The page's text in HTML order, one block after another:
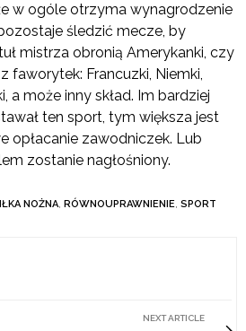
w ogóle otrzyma wynagrodzenie
śledzić mecze, by
mistrza obronią Amerykanki, czy
faworytek: Francuzki, Niemki,
a może inny skład. Im bardziej
ten sport, tym większa jest
opłacanie zawodniczek. Lub
zostanie nagłośniony.
NOŻNA, RÓWNOUPRAWNIENIE, SPORT
NEXT ARTICLE